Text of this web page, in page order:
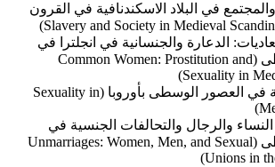
والمجتمع في البلاد الاسكندنافية في القرون
الدعارة والجنسانية في انجلترا في
العصور الوسطى (Common Women: Prostitution and
Sexuality in
الجنسانية في العصور الوسطى بأوروبا (Sexuality in
النساء والرجال والتحالفات الجنسية في
العصور الوسطى (Unmarriages: Women, Men, and Sexual
Unions in